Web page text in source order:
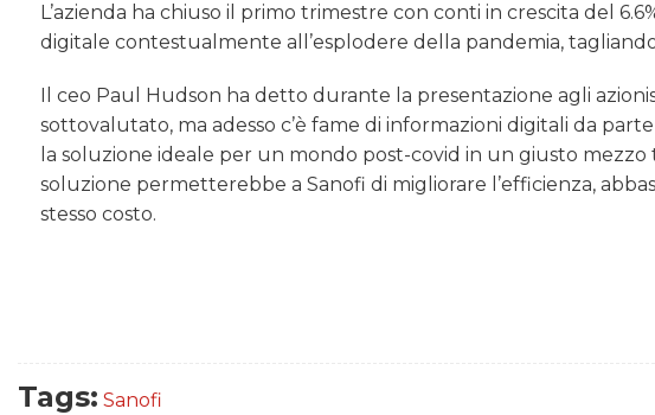
L’azienda ha chiuso il primo trimestre con conti in crescita del
digitale contestualmente all’esplodere della pandemia,
Il ceo Paul Hudson ha detto durante la presentazione agli
sottovalutato, ma adesso c’è fame di informazioni digitali da
la soluzione ideale per un mondo post-covid in un giusto mezzo
soluzione permetterebbe a Sanofi di migliorare l’efficienza,
stesso costo.
Tags: Sanofi